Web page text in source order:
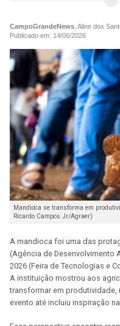
CampoGrandeNews , Aline dos
Publicado em: 14/06/2026
Mandioca se transforma em
Ricardo Campos Jr/Agraer)
A mandioca foi uma das
(Agência de Desenvolvimento
2026 (Feira de Tecnologias e
A instituição mostrou aos
transformar em produtividade,
evento até incluiu inspiração